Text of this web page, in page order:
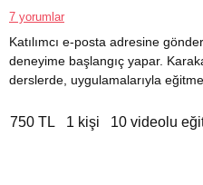
7 yorumlar
Katılımcı e-posta adresine
deneyime başlangıç yapar.
derslerde, uygulamalarıyla
750 TL 1 kişi 10 videolu